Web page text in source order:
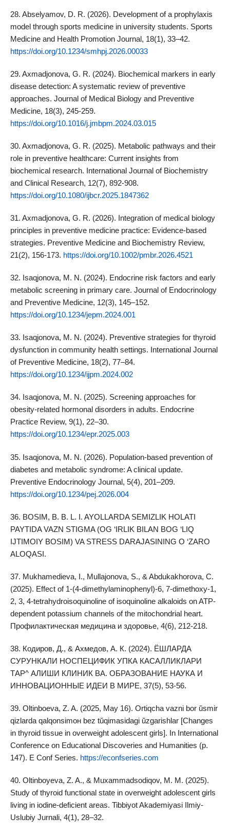
28. Abselyamov, D. R. (2026). Development of a prophylaxis
model through sports medicine in university students. Sports
Medicine and Health Promotion Journal, 18(1), 33–42.
https://doi.org/10.1234/smhpj.2026.00033
29. Axmadjonova, G. R. (2024). Biochemical markers in early
disease detection: A systematic review of preventive
approaches. Journal of Medical Biology and Preventive
Medicine, 18(3), 245-259.
https://doi.org/10.1016/j.jmbpm.2024.03.015
30. Axmadjonova, G. R. (2025). Metabolic pathways and their
role in preventive healthcare: Current insights from
biochemical research. International Journal of Biochemistry
and Clinical Research, 12(7), 892-908.
https://doi.org/10.1080/ijbcr.2025.1847362
31. Axmadjonova, G. R. (2026). Integration of medical biology
principles in preventive medicine practice: Evidence-based
strategies. Preventive Medicine and Biochemistry Review,
21(2), 156-173. https://doi.org/10.1002/pmbr.2026.4521
32. Isaqjonova, M. N. (2024). Endocrine risk factors and early
metabolic screening in primary care. Journal of Endocrinology
and Preventive Medicine, 12(3), 145–152.
https://doi.org/10.1234/jepm.2024.001
33. Isaqjonova, M. N. (2024). Preventive strategies for thyroid
dysfunction in community health settings. International Journal
of Preventive Medicine, 18(2), 77–84.
https://doi.org/10.1234/ijpm.2024.002
34. Isaqjonova, M. N. (2025). Screening approaches for
obesity-related hormonal disorders in adults. Endocrine
Practice Review, 9(1), 22–30.
https://doi.org/10.1234/epr.2025.003
35. Isaqjonova, M. N. (2026). Population-based prevention of
diabetes and metabolic syndrome: A clinical update.
Preventive Endocrinology Journal, 5(4), 201–209.
https://doi.org/10.1234/pej.2026.004
36. BOSIM, B. B. L. I. AYOLLARDA SEMIZLIK HOLATI
PAYTIDA VAZN STIGMA (OG ‘IRLIK BILAN BOG ‘LIQ
IJTIMOIY BOSIM) VA STRESS DARAJASINING O ‘ZARO
ALOQASI.
37. Mukhamedieva, I., Mullajonova, S., & Abdukakhorova, С.
(2025). Effect of 1-(4-dimethylaminophenyl)-6, 7-dimethoxy-1,
2, 3, 4-tetrahydroisoquinoline of isoquinoline alkaloids on ATP-
dependent potassium channels of the mitochondrial heart.
Профилактическая медицина и здоровье, 4(6), 212-218.
38. Кодиров, Д., & Ахмедов, А. К. (2024). ЁШЛАРДА
СУРУНКАЛИ НОСПЕЦИФИК УПКА КАСАЛЛИКЛАРИ
ТАР^ АЛИШИ КЛИНИК ВА. ОБРАЗОВАНИЕ НАУКА И
ИННОВАЦИОННЫЕ ИДЕИ В МИРЕ, 37(5), 53-56.
39. Oltinboeva, Z. A. (2025, May 16). Ortiqcha vazni bor ŭsmir
qizlarda qalqonsimон bez tŭqimаsidagi ŭzgarishlаr [Changes
in thyroid tissue in overweight adolescent girls]. In International
Conference on Educational Discoveries and Humanities (p.
147). E Conf Series. https://econfseries.com
40. Oltinboyeva, Z. A., & Muxammadsodiqov, M. M. (2025).
Study of thyroid functional state in overweight adolescent girls
living in iodine-deficient areas. Tibbiyot Akademiyasi Ilmiy-
Uslubiy Jurnali, 4(1), 28–32.